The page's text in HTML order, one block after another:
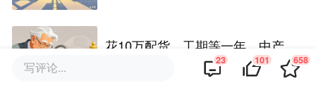
花10万配货、工期等一年，中产
盯上这个“比老铺更像爱马仕”的兰
写评论... 23 101 658